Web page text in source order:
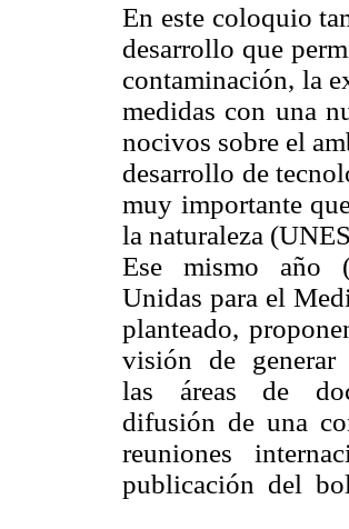
En este coloquio
desarrollo que
contaminación, la
medidas con una
nocivos sobre el
desarrollo de
muy importante
la naturaleza
Ese mismo año
Unidas para el
planteado,
visión de generar
las áreas de
difusión de una
reuniones
publicación del